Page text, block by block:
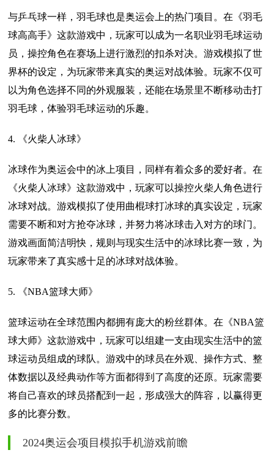
与乒乓球一样，羽毛球也是奥运会上的热门项目。在《羽毛
球高高手》这款游戏中，玩家可以成为一名职业羽毛球运动
员，操控角色在赛场上进行激烈的扣杀对决。游戏模拟了世
界杯的设定，为玩家带来真实的奥运对战体验。玩家不仅可
以为角色选择不同的外观服装，还能在场景里不断移动击打
羽毛球，体验羽毛球运动的乐趣。
4. 《火柴人冰球》
冰球作为奥运会中的冰上项目，同样有着众多的爱好者。在
《火柴人冰球》这款游戏中，玩家可以操控火柴人角色进行
冰球对战。游戏模拟了使用曲棍球打冰球的真实设定，玩家
需要不断和对方抢夺冰球，并努力将冰球击入对方的球门。
游戏画面简洁明快，规则与现实生活中的冰球比赛一致，为
玩家带来了真实感十足的冰球对战体验。
5. 《NBA篮球大师》
篮球运动在全球范围内都拥有庞大的粉丝群体。在《NBA篮
球大师》这款游戏中，玩家可以组建一支由现实生活中的篮
球运动员组成的球队。游戏中的球员在外观、操作方式、整
体数据以及经典动作等方面都得到了高度的还原。玩家需要
将自己喜欢的球员搭配到一起，形成强大的阵容，以赢得更
多的比赛分数。
2024奥运会项目模拟手机游戏前瞻